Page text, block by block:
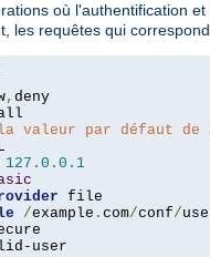
où l'authentification
les requêtes qui
,
valeur par défaut de
127.0 . 0.1
/example . com/conf/
user